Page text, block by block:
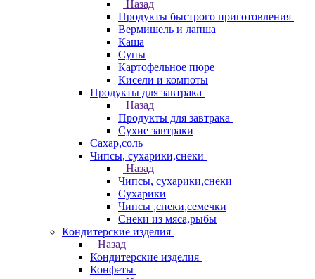
Назад
Продукты быстрого приготовления
Вермишель и лапша
Каша
Супы
Картофельное пюре
Кисели и компоты
Продукты для завтрака
Назад
Продукты для завтрака
Сухие завтраки
Сахар,соль
Чипсы, сухарики,снеки
Назад
Чипсы, сухарики,снеки
Сухарики
Чипсы ,снеки,семечки
Снеки из мяса,рыбы
Кондитерские изделия
Назад
Кондитерские изделия
Конфеты